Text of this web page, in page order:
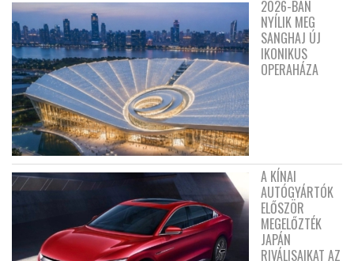
2026-BAN
NYÍLIK MEG
SANGHAJ ÚJ
IKONIKUS
OPERAHÁZA
A KÍNAI
AUTÓGYÁRTÓK
ELŐSZÖR
MEGELŐZTÉK
JAPÁN
RIVÁLISAIKAT AZ